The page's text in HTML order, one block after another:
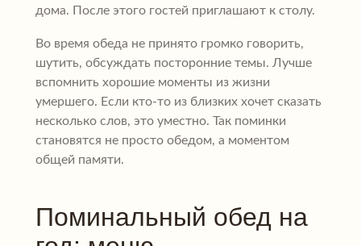
дома. После этого гостей приглашают к столу.
Во время обеда не принято громко говорить,
шутить, обсуждать посторонние темы. Лучше
вспомнить хорошие моменты из жизни
умершего. Если кто-то из близких хочет сказать
несколько слов, это уместно. Так поминки
становятся не просто обедом, а моментом
общей памяти.
Поминальный обед на